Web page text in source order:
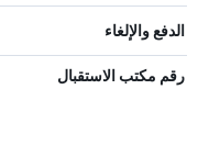
الدفع والإلغاء
رقم مكتب الاستقبال